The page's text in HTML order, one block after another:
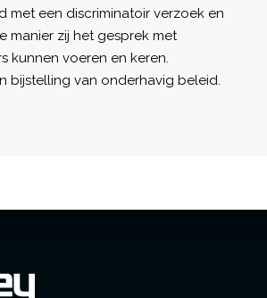
met een discriminatoir verzoek en
manier zij het gesprek met
kunnen voeren en keren.
bijstelling van onderhavig beleid.